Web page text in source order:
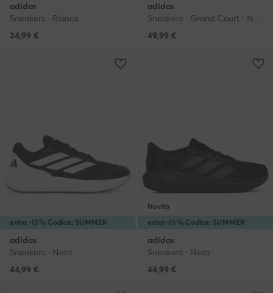
adidas
Sneakers · Bianco
34,99 €
adidas
Sneakers · Grand Court · Nero
49,99 €
extra -15% Codice: SUMMER
adidas
Sneakers · Nero
44,99 €
extra -15% Codice: SUMMER
Novità
adidas
Sneakers · Nero
44,99 €